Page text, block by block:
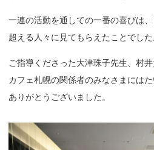
一連の活動を通しての一番の喜びは
超える人々に見てもらえたことでした
ご指導くださった大津珠子先生、村
カフェ札幌の関係者のみなさまには
ありがとうございました。